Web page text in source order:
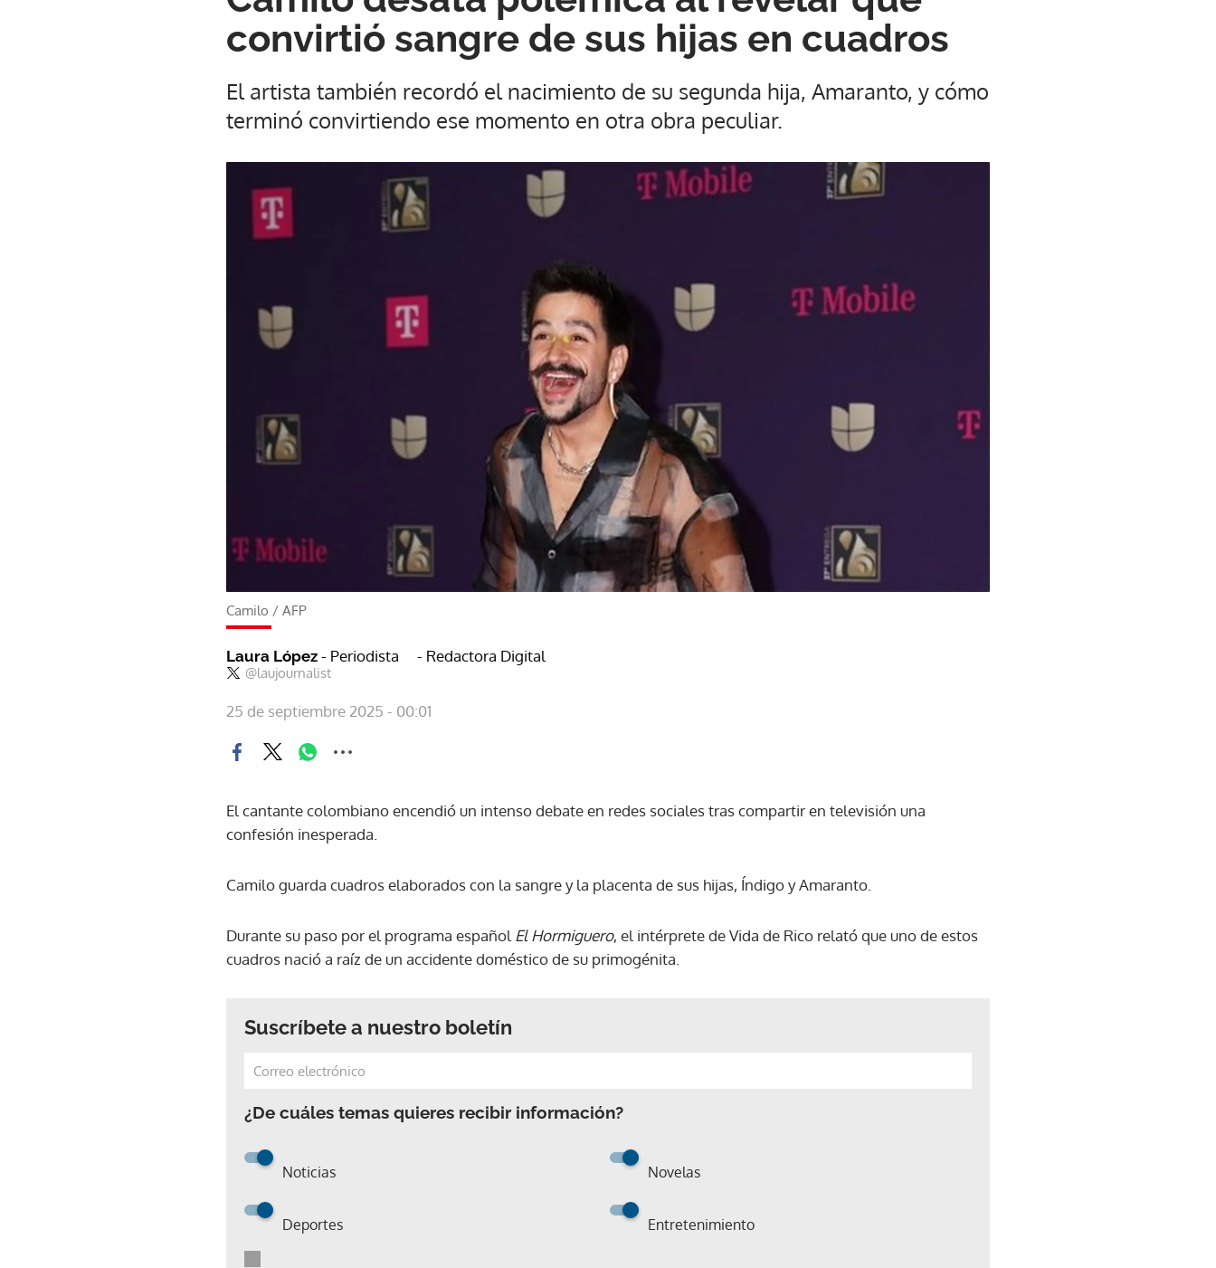
convirtió sangre de sus hijas en cuadros
El artista también recordó el nacimiento de su segunda hija, Amaranto, y cómo
terminó convirtiendo ese momento en otra obra peculiar.
Camilo / AFP
Laura López - Periodista
@laujournalist
- Redactora Digital
25 de septiembre 2025 - 00:01
El cantante colombiano encendió un intenso debate en redes sociales tras compartir en televisión una
confesión inesperada.
Camilo guarda cuadros elaborados con la sangre y la placenta de sus hijas, Índigo y Amaranto.
Durante su paso por el programa español El Hormiguero, el intérprete de Vida de Rico relató que uno de estos
cuadros nació a raíz de un accidente doméstico de su primogénita.
Suscríbete a nuestro boletín
¿De cuáles temas quieres recibir información?
Noticias Novelas
Deportes Entretenimiento